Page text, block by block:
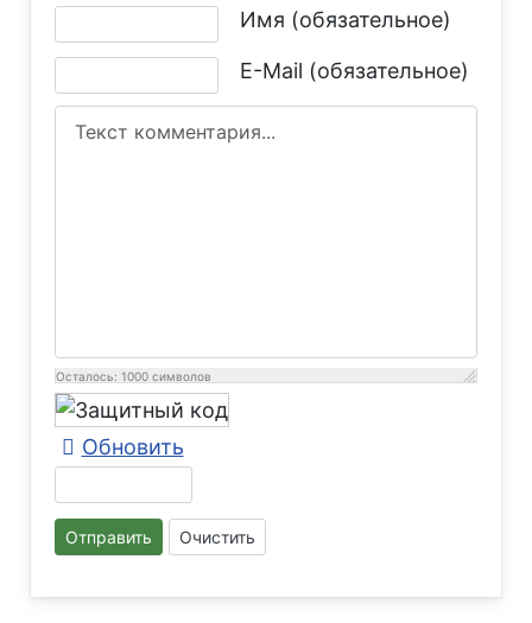
Имя (обязательное)
E-Mail (обязательное)
Текст комментария
Осталось: 1000 символов
Обновить
Отправить Очистить